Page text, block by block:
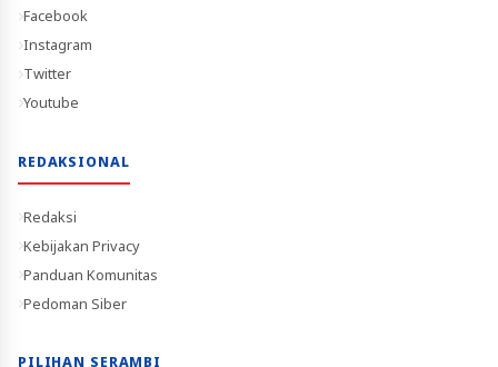
Facebook
Instagram
Twitter
Youtube
REDAKSIONAL
Redaksi
Kebijakan Privacy
Panduan Komunitas
Pedoman Siber
PILIHAN SERAMBI